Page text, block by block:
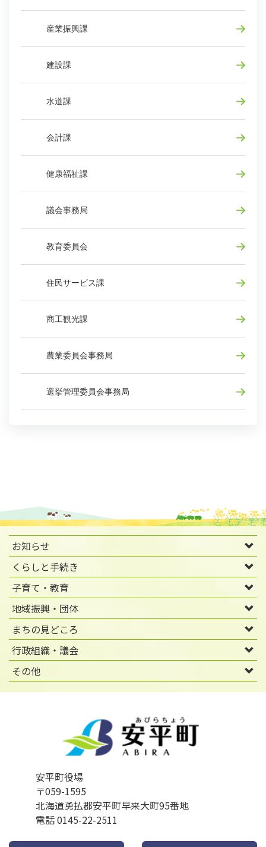
産業振興課
建設課
水道課
会計課
健康福祉課
議会事務局
教育委員会
住民サービス課
商工観光課
農業委員会事務局
選挙管理委員会事務局
お知らせ
くらしと手続き
子育て・教育
地域振興・団体
まちの見どころ
行政組織・議会
その他
安平町役場
〒059-1595
北海道勇払郡安平町早来大町95番地
電話 0145-22-2511